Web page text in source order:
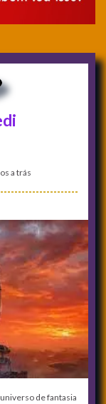
a trás
de fantasia